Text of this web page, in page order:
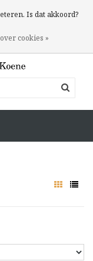
0 Artikelen
Is dat akkoord?
cookies »